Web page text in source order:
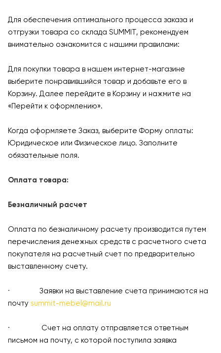
Для обеспечения оптимального процесса заказа и
отгрузки товара со склада SUMMIT, рекомендуем
внимательно ознакомится с нашими правилами:
Для покупки товара в нашем интернет-магазине
выберите понравившийся товар и добавьте его в
Корзину. Далее перейдите в Корзину и нажмите на
«Перейти к оформлению».
Когда оформляете Заказ, выберите Форму оплаты:
Юридическое или Физическое лицо. Заполните
обязательные поля.
Оплата товара:
Безналичный расчет
Оплата по безналичному расчету производится путем
перечисления денежных средств с расчетного счета
покупателя на расчетный счет по предварительно
выставленному счету.
· Заявки на выставление счета принимаются на
почту summit-mebel@mail.ru
· Счет на оплату отправляется ответным
письмом на почту, с которой поступила заявка